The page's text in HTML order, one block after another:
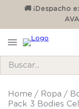
🚚 ¡Despacho
ropa
Pack 3 Bodies
TÉRMINOS MÁS